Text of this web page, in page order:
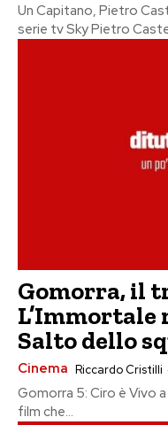
Un Capitano, Pietro
serie tv Sky Pietro
Gomorra, il
L’Immortale
Salto dello
Cinema Riccardo Cristilli
Gomorra 5: Ciro è Vivo
film che...